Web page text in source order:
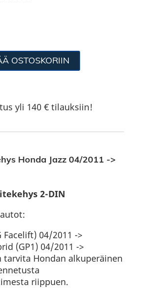
OSTOSKORIIN
yli 140 € tilauksiin!
Honda Jazz 04/2011 ->
2-DIN
Facelift) 04/2011 ->
(GP1) 04/2011 ->
tarvita Hondan alkuperäinen
riippuen.